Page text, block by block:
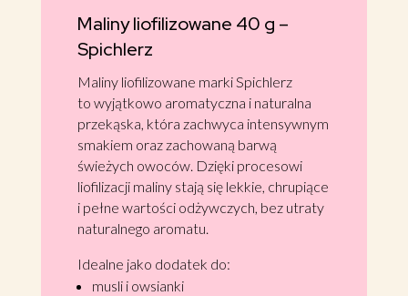
Maliny liofilizowane 40 g –
Spichlerz
Maliny liofilizowane marki Spichlerz
to wyjątkowo aromatyczna i naturalna
przekąska, która zachwyca intensywnym
smakiem oraz zachowaną barwą
świeżych owoców. Dzięki procesowi
liofilizacji maliny stają się lekkie, chrupiące
i pełne wartości odżywczych, bez utraty
naturalnego aromatu.
Idealne jako dodatek do:
musli i owsianki